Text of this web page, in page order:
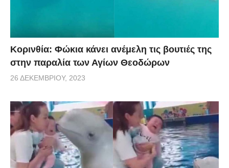
Κορινθία: Φώκια κάνει ανέμελη τις βουτιές της
στην παραλία των Αγίων Θεοδώρων
26 ΔΕΚΕΜΒΡΊΟΥ, 2023